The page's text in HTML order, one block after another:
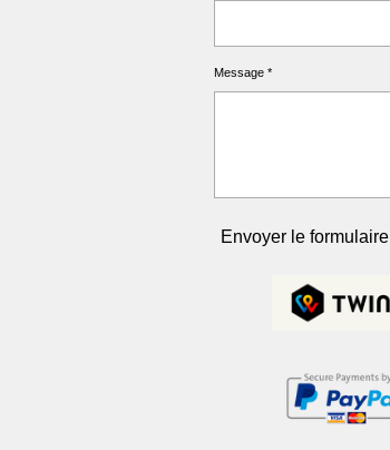
Message *
Envoyer le formulaire